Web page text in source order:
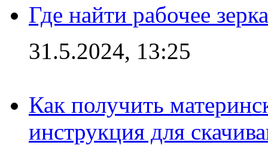
Где найти рабочее
31.5.2024, 13:25
Как получить
инструкция для